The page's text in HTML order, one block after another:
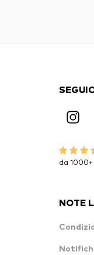
da
NOTE